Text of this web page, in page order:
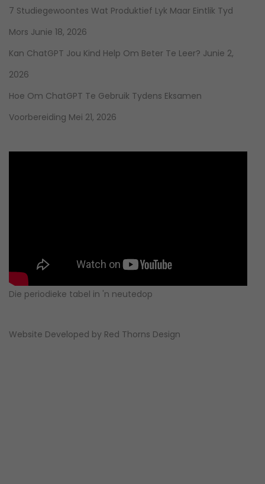
7 Studiegewoontes Wat Produktief Lyk Maar Eintlik Tyd
Mors Junie 18, 2026
Kan ChatGPT Jou Kind Help Om Beter Te Leer? Junie 2,
2026
Hoe Om ChatGPT Te Gebruik Tydens Eksamen
Voorbereiding Mei 21, 2026
Die periodieke tabel in 'n neutedop
Website Developed by Red Thorns Design